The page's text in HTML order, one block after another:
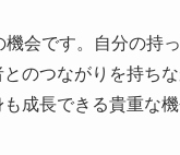
会です。自分の持
のつながりを持ち
成長できる貴重な